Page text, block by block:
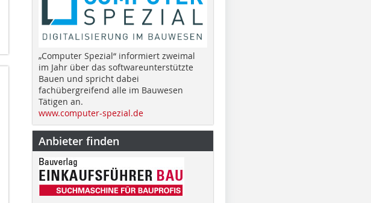
„Computer Spezial“ informiert zweimal
im Jahr über das softwareunterstützte
Bauen und spricht dabei
fachübergreifend alle im Bauwesen
Tätigen an.
www.computer-spezial.de
Anbieter finden